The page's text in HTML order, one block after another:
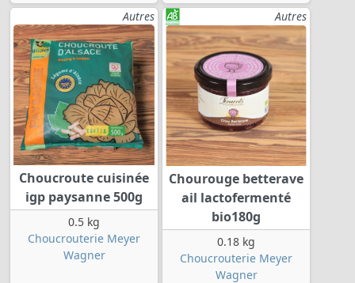
Autres
Choucroute cuisinée
igp paysanne 500g
0.5 kg
Choucrouterie Meyer
Wagner
Autres
Chourouge betterave
ail lactofermenté
bio180g
0.18 kg
Choucrouterie Meyer
Wagner